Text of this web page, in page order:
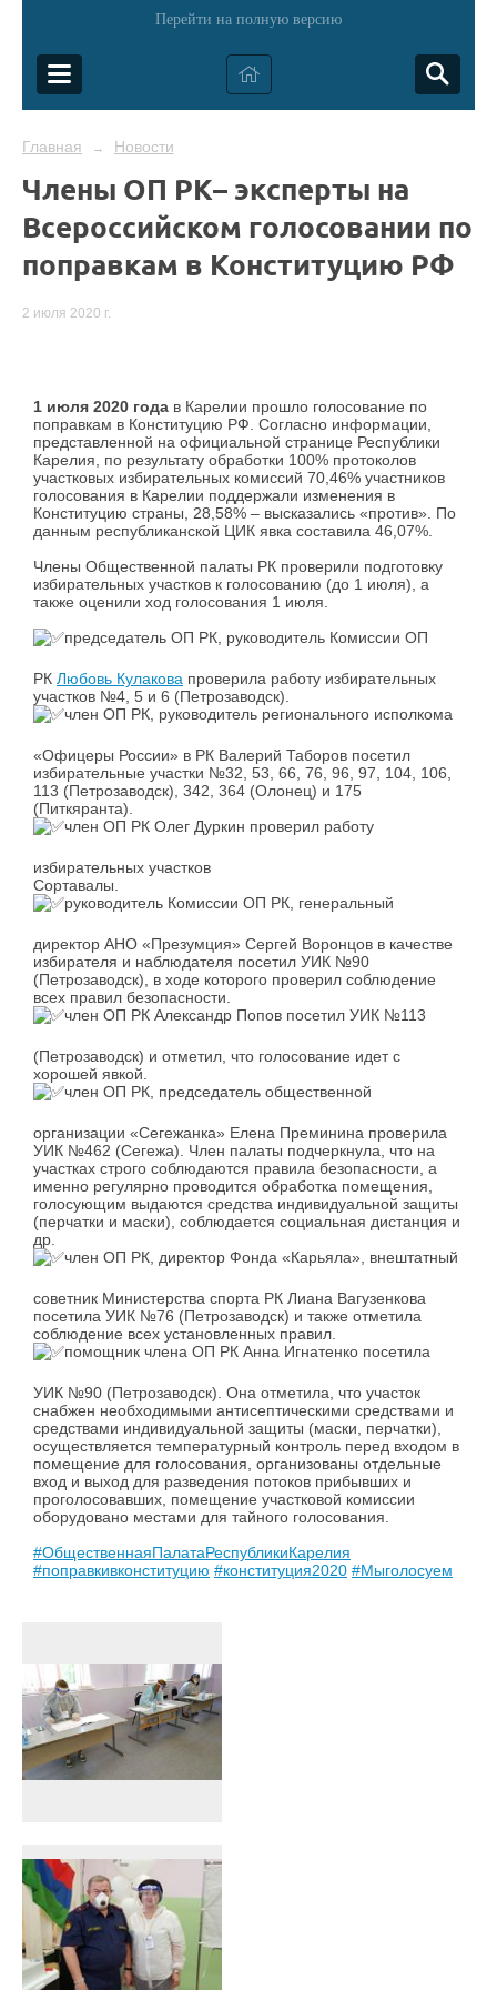
Перейти на полную версию
Главная → Новости
Члены ОП РК– эксперты на
Всероссийском голосовании по
поправкам в Конституцию РФ
2 июля 2020 г.
1 июля 2020 года в Карелии прошло голосование по
поправкам в Конституцию РФ. Согласно информации,
представленной на официальной странице Республики
Карелия, по результату обработки 100% протоколов
участковых избирательных комиссий 70,46% участников
голосования в Карелии поддержали изменения в
Конституцию страны, 28,58% – высказались «против». По
данным республиканской ЦИК явка составила 46,07%.
Члены Общественной палаты РК проверили подготовку
избирательных участков к голосованию (до 1 июля), а
также оценили ход голосования 1 июля.
председатель ОП РК, руководитель Комиссии ОП
РК Любовь Кулакова проверила работу избирательных
участков №4, 5 и 6 (Петрозаводск).
член ОП РК, руководитель регионального исполкома
«Офицеры России» в РК Валерий Таборов посетил
избирательные участки №32, 53, 66, 76, 96, 97, 104, 106,
113 (Петрозаводск), 342, 364 (Олонец) и 175
(Питкяранта).
член ОП РК Олег Дуркин проверил работу
избирательных участков
Сортавалы.
руководитель Комиссии ОП РК, генеральный
директор АНО «Презумция» Сергей Воронцов в качестве
избирателя и наблюдателя посетил УИК №90
(Петрозаводск), в ходе которого проверил соблюдение
всех правил безопасности.
член ОП РК Александр Попов посетил УИК №113
(Петрозаводск) и отметил, что голосование идет с
хорошей явкой.
член ОП РК, председатель общественной
организации «Сегежанка» Елена Преминина проверила
УИК №462 (Сегежа). Член палаты подчеркнула, что на
участках строго соблюдаются правила безопасности, а
именно регулярно проводится обработка помещения,
голосующим выдаются средства индивидуальной защиты
(перчатки и маски), соблюдается социальная дистанция и
др.
член ОП РК, директор Фонда «Карьяла», внештатный
советник Министерства cпорта РК Лиана Вагузенкова
посетила УИК №76 (Петрозаводск) и также отметила
соблюдение всех установленных правил.
помощник члена ОП РК Анна Игнатенко посетила
УИК №90 (Петрозаводск). Она отметила, что участок
снабжен необходимыми антисептическими средствами и
средствами индивидуальной защиты (маски, перчатки),
осуществляется температурный контроль перед входом в
помещение для голосования, организованы отдельные
вход и выход для разведения потоков прибывших и
проголосовавших, помещение участковой комиссии
оборудовано местами для тайного голосования.
#ОбщественнаяПалатаРеспубликиКарелия
#поправкивконституцию #конституция2020 #Мыголосуем